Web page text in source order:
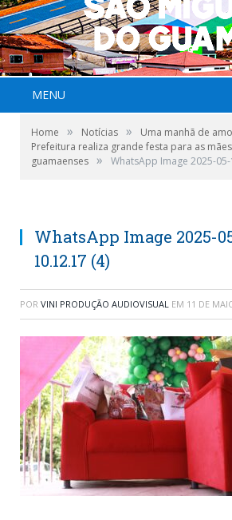
MENU
Home » Notícias »
Uma manhã de
Prefeitura realiza grande festa para as mães
guamaenses » WhatsApp Image 2025-
WhatsApp Image 2025-
10.12.17 (4)
POR VINI PRODUÇÃO AUDIOVISUAL EM 11 DE